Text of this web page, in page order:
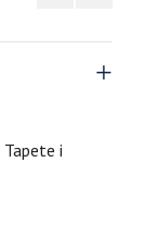
Tapete i